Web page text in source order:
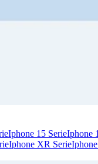
Iphone 15 SerieIphone
Iphone XR Serie